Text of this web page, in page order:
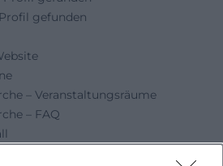
gefunden
– Veranstaltungsräume
– FAQ